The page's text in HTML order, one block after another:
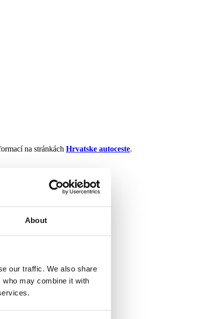
About
our traffic. We also share
may combine it with
na stránkách Hrvatske autoceste.
.